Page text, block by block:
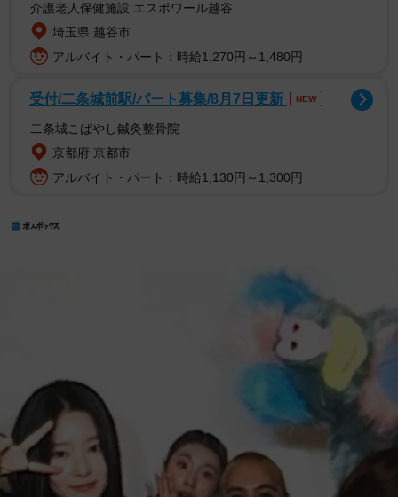
介護老人保健施設 エスポワール越谷
埼玉県 越谷市
アルバイト・パート：時給1,270円～1,480円
受付/二条城前駅/パート募集/8月7日更新 NEW
二条城こばやし鍼灸整骨院
京都府 京都市
アルバイト・パート：時給1,130円～1,300円